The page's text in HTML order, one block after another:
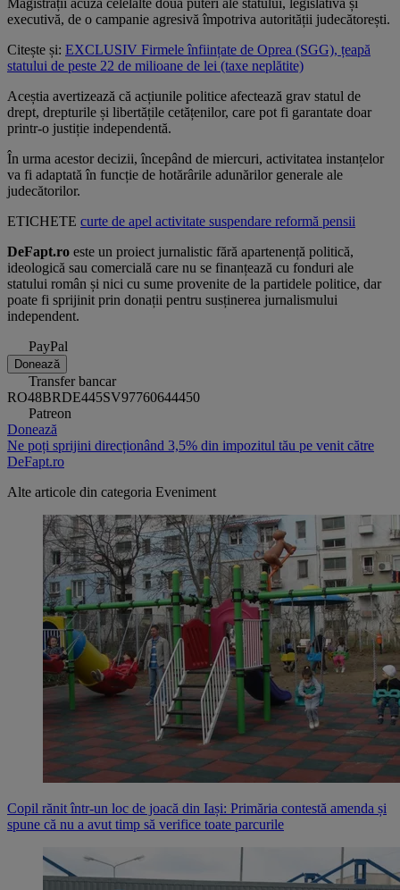
executivă, de o campanie agresivă împotriva autorității judecătorești.
Citește și: EXCLUSIV Firmele înființate de Oprea (SGG), țeapă
statului de peste 22 de milioane de lei (taxe neplătite)
Aceștia avertizează că acțiunile politice afectează grav statul de
drept, drepturile și libertățile cetățenilor, care pot fi garantate doar
printr-o justiție independentă.
În urma acestor decizii, începând de miercuri, activitatea instanțelor
va fi adaptată în funcție de hotărârile adunărilor generale ale
judecătorilor.
ETICHETE curte de apel activitate suspendare reformă pensii
DeFapt.ro este un proiect jurnalistic fără apartenență politică,
ideologică sau comercială care nu se finanțează cu fonduri ale
statului român și nici cu sume provenite de la partidele politice, dar
poate fi sprijinit prin donații pentru susținerea jurnalismului
independent.
PayPal
Donează
Transfer bancar
RO48BRDE445SV97760644450
Patreon
Donează
Ne poți sprijini direcționând 3,5% din impozitul tău pe venit către
DeFapt.ro
Alte articole din categoria Eveniment
Copil rănit într-un loc de joacă din Iași: Primăria contestă amenda și
spune că nu a avut timp să verifice toate parcurile